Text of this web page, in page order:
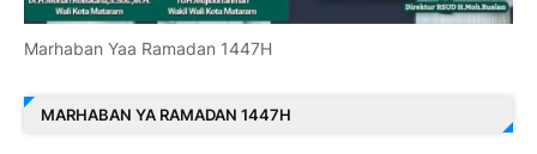
Marhaban Yaa Ramadan 1447H
MARHABAN YA RAMADAN 1447H